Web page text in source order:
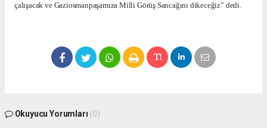
çalışacak ve Gaziosmanpaşamıza Milli Görüş Sancağını dikeceğiz” dedi.
Okuyucu Yorumları (0)